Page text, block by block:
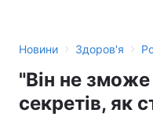
Новини › Здоров'я ›
"Він не
секретів, як